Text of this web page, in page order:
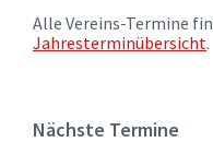
Alle Vereins-Termine
Jahresterminübersicht.
Nächste Termine